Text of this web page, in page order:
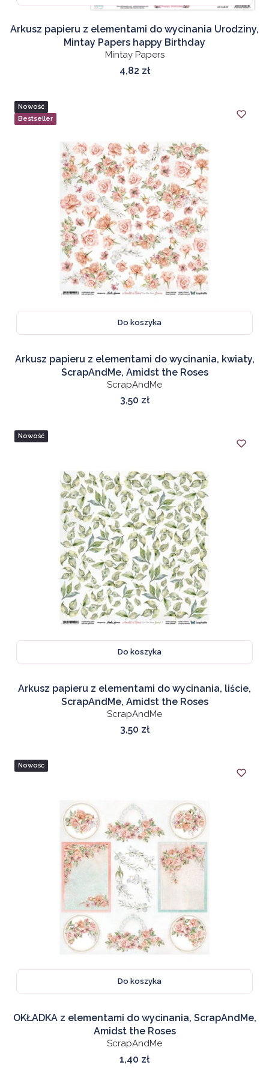
Arkusz papieru z elementami do wycinania Urodziny,
Mintay Papers happy Birthday
Mintay Papers
Cena
4,82 zł
Bestseller
Nowość
Do koszyka
Arkusz papieru z elementami do wycinania, kwiaty,
ScrapAndMe, Amidst the Roses
ScrapAndMe
Cena
3,50 zł
Nowość
Do koszyka
Arkusz papieru z elementami do wycinania, liście,
ScrapAndMe, Amidst the Roses
ScrapAndMe
Cena
3,50 zł
Nowość
Do koszyka
OKŁADKA z elementami do wycinania, ScrapAndMe,
Amidst the Roses
ScrapAndMe
Cena
1,40 zł